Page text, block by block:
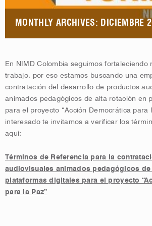
MONTHLY ARCHIVES: DICIEMBRE
En NIMD Colombia seguimos fortaleciendo
trabajo, por eso estamos buscando una
contratación del desarrollo de productos
animados pedagógicos de alta rotación en
para el proyecto “Acción Democrática para
interesado te invitamos a verificar los
aquí:
Términos de Referencia para la
audiovisuales animados pedagógicos
plataformas digitales para el proyecto
para la Paz”